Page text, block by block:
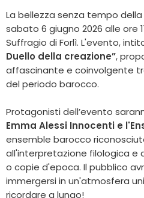
La bellezza senza tempo
sabato 6 giugno 2026 alle ore
Suffragio di Forlì. L'evento,
Duello della creazione”,
affascinante e coinvolgente
del periodo barocco.
Protagonisti dell’evento
Emma Alessi Innocenti e
ensemble barocco
all'interpretazione filologica e
o copie d'epoca. Il pubblico
immergersi in un'atmosfera
ricordare a lungo!